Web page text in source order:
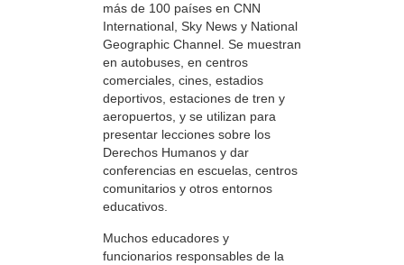
más de 100 países en CNN
International, Sky News y National
Geographic Channel. Se muestran
en autobuses, en centros
comerciales, cines, estadios
deportivos, estaciones de tren y
aeropuertos, y se utilizan para
presentar lecciones sobre los
Derechos Humanos y dar
conferencias en escuelas, centros
comunitarios y otros entornos
educativos.
Muchos educadores y
funcionarios responsables de la